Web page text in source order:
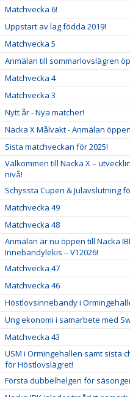
Matchvecka 6!
Uppstart av lag födda 2019!
Matchvecka 5
Anmälan till sommarlovslägren
Matchvecka 4
Matchvecka 3
Nytt år - Nya matcher!
Nacka X Målvakt - Anmälan
Sista matchveckan för 2025!
Välkommen till Nacka X –
nivå!
Schyssta Cupen & Julavslutning
Matchvecka 49
Matchvecka 48
Anmälan är nu öppen till Nacka
Innebandylekis – VT2026!
Matchvecka 47
Matchvecka 46
Höstlovsinnebandy i
Ung ekonomi i samarbete med
Matchvecka 43
USM i Ormingehallen samt sista
för Höstlovslägret!
Första dubbelhelgen för